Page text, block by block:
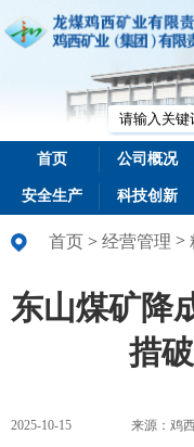
首页 公司概况
安全生产 科技创新
首页 > 经营管理 >
东山煤矿降
措
2025-10-15 来源：鸡